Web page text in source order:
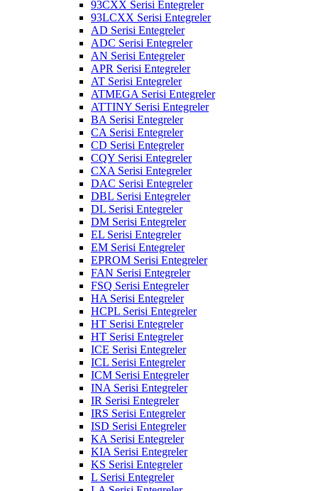
93CXX Serisi Entegreler
93LCXX Serisi Entegreler
AD Serisi Entegreler
ADC Serisi Entegreler
AN Serisi Entegreler
APR Serisi Entegreler
AT Serisi Entegreler
ATMEGA Serisi Entegreler
ATTINY Serisi Entegreler
BA Serisi Entegreler
CA Serisi Entegreler
CD Serisi Entegreler
CQY Serisi Entegreler
CXA Serisi Entegreler
DAC Serisi Entegreler
DBL Serisi Entegreler
DL Serisi Entegreler
DM Serisi Entegreler
EL Serisi Entegreler
EM Serisi Entegreler
EPROM Serisi Entegreler
FAN Serisi Entegreler
FSQ Serisi Entegreler
HA Serisi Entegreler
HCPL Serisi Entegreler
HT Serisi Entegreler
HT Serisi Entegreler
ICE Serisi Entegreler
ICL Serisi Entegreler
ICM Serisi Entegreler
INA Serisi Entegreler
IR Serisi Entegreler
IRS Serisi Entegreler
ISD Serisi Entegreler
KA Serisi Entegreler
KIA Serisi Entegreler
KS Serisi Entegreler
L Serisi Entegreler